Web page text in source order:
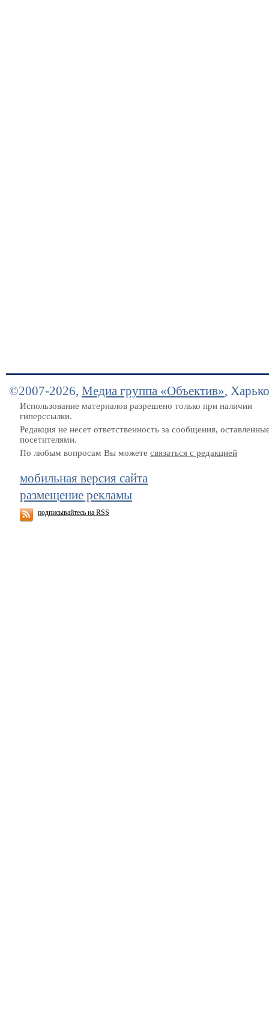
©2007-2026, Медиа группа «Объектив»,
Использование материалов разрешено только при наличии
гиперссылки.
Редакция не несет ответственность за сообщения,
посетителями.
По любым вопросам Вы можете связаться с редакцией
мобильная версия сайта
размещение рекламы
подписывайтесь на RSS